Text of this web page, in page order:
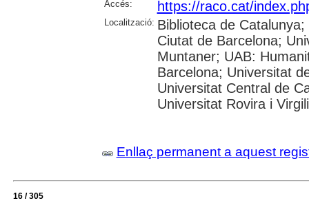
Accés: https://raco.cat/
Localització: Biblioteca de
Ciutat de Barcelona;
Muntaner; UAB:
Barcelona; Universitat
Universitat Central de
Universitat Rovira i
Enllaç permanent a aquest
16 / 305